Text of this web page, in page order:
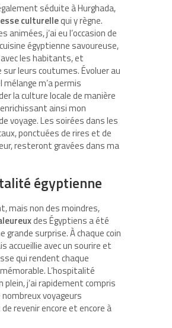
séduite à Hurghada,
culturellequi y règne.
animées, j’ai eu l’occasion de
égyptienne savoureuse,
les habitants, et
sur leurs coutumes. Évoluer au
mélange m’a permis
la culture locale de manière
ainsi mon
voyage. Les soirées dans les
ponctuées de rires et de
resteront gravées dans ma
égyptienne
mais non des moindres,
des Égyptiens a été
grande surprise. À chaque coin
accueillie avec un sourire et
qui rendent chaque
L’hospitalité
j’ai rapidement compris
voyageurs
revenir encore et encore à